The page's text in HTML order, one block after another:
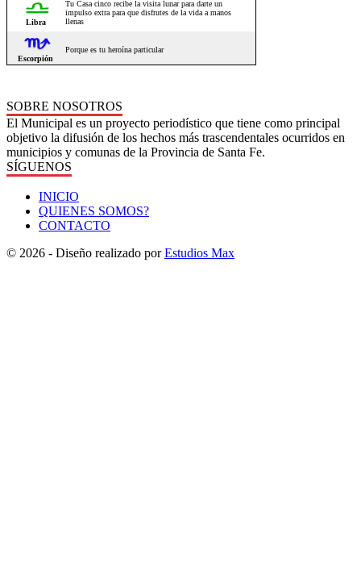
SOBRE NOSOTROS
El Municipal es un proyecto periodístico que tiene como principal
objetivo la difusión de los hechos más trascendentales ocurridos en
municipios y comunas de la Provincia de Santa Fe.
SÍGUENOS
INICIO
QUIENES SOMOS?
CONTACTO
© 2026 - Diseño realizado porEstudios Max